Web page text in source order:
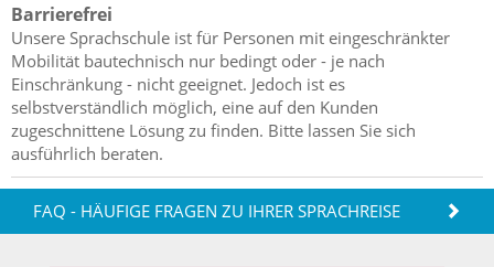
Barrierefrei
Unsere Sprachschule ist für Personen mit eingeschränkter
Mobilität bautechnisch nur bedingt oder - je nach
Einschränkung - nicht geeignet. Jedoch ist es
selbstverständlich möglich, eine auf den Kunden
zugeschnittene Lösung zu finden. Bitte lassen Sie sich
ausführlich beraten.
FAQ - HÄUFIGE FRAGEN ZU IHRER SPRACHREISE